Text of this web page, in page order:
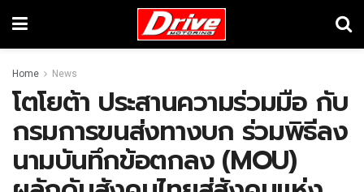
Home News
โตโยต้า ประสานความร่วมมือ กับ
กรมการขนส่งทางบก ร่วมพิธีลง
นามบันทึกข้อตกลง (MOU)